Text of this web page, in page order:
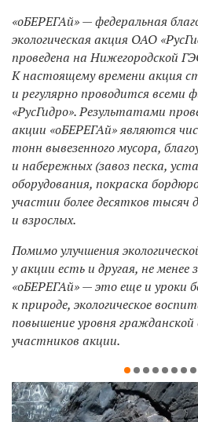
«оБЕРЕГАй» — федеральная
экологическая акция ОАО
проведена на Нижегородской
К настоящему времени акция
и регулярно проводится
«РусГидро». Результатами
акции «оБЕРЕГАй» являются
тонн вывезенного мусора,
и набережных (завоз песка,
оборудования, покраска
участии более десятков тысяч
и взрослых.
Помимо улучшения
у акции есть и другая, не менее
«оБЕРЕГАй» — это еще и уроки
к природе, экологическое
повышение уровня
участников акции.